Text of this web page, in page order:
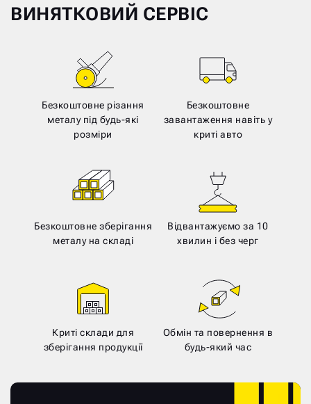
ВИНЯТКОВИЙ СЕРВІС
Безкоштовне різання
металу під будь-які
розміри
Безкоштовне
завантаження навіть у
криті авто
Безкоштовне зберігання
металу на складі
Відвантажуємо за 10
хвилин і без черг
Криті склади для
зберігання продукції
Обмін та повернення в
будь-який час